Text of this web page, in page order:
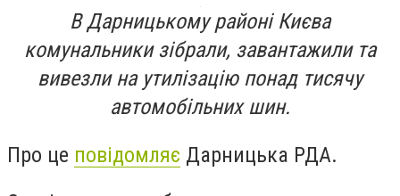
В Дарницькому районі Києва
комунальники зібрали, завантажили та
вивезли на утилізацію понад тисячу
автомобільних шин.
Про це повідомляє Дарницька РДА.